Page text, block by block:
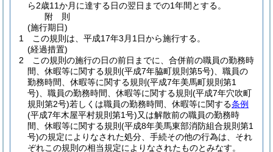
ら2歳11か月に達する日の翌日までの1年間とする。
附 則
(施行期日)
1
この規則は、平成17年3月1日から施行する。
(経過措置)
2
この規則の施行の日の前日までに、合併前の職員の勤務時
間、休暇等に関する規則 (平成7年脇町規則第5号) 、職員の
勤務時間、休暇等に関する規則 (平成7年美馬町規則第1
号) 、職員の勤務時間、休暇等に関する規則 (平成7年穴吹町
規則第2号)若しくは職員の勤務時間、休暇等に関する条例
(平成7年木屋平村規則第1号)又は解散前の職員の勤務時
間、休暇等に関する規則 (平成8年美馬東部消防組合規則第1
号)の規定によりなされた処分、手続その他の行為は、それ
ぞれこの規則の相当規定によりなされたものとみなす。